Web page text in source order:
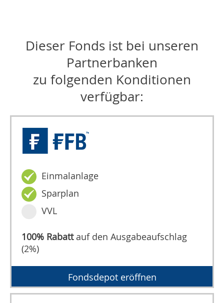
Dieser Fonds ist bei unseren
Partnerbanken
zu folgenden Konditionen
verfügbar:
Einmalanlage
Sparplan
VVL
100% Rabattauf den Ausgabeaufschlag
(2%)
Fondsdepot eröffnen